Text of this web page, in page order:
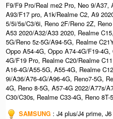
F9/F9 Pro/Real me2 Pro, Neo 9/A37,
A93/F17 pro, A1k/Realme C2, A9
5/5i/5s/C3/6i, Reno 2F/Reno 2Z,
A53 2020/A32/A33 2020, Realme
5G/Reno 5z-5G/A94-5G, Realme
Oppo A54-4G, Oppo A74-4G/F19-
4G/F19 Pro, Realme C20/Realme
A16-4G/A55-5G, A55-4G, Realme
9i/A36/A76-4G/A96-4G, Reno7-5G,
4G, Reno 8-5G, A57-4G 2022/A77s/
C30/C30s, Realme C33-4G, Reno 8T-
SAMSUNG : J4 plus/J4 prime,